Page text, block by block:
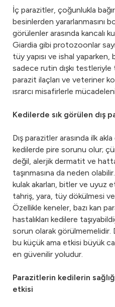
İç parazitler, çoğunlukla
besinlerden yararlanmasını
görülenler arasında kancalı
Giardia gibi protozoonlar
tüy yapısı ve ishal yaparken,
sadece rutin dışkı
parazit ilaçları ve veteriner
ısrarcı misafirlerle
Kedilerde sık görülen dış
Dış parazitler arasında ilk
kedilerde pire sorunu olur;
değil, alerjik dermatit ve
taşınmasına da neden
kulak akarları, bitler ve uyuz
tahriş, yara, tüy dökülmesi
Özellikle keneler, bazı kan
hastalıkları kedilere
sorun olarak görülmemelidir.
bu küçük ama etkisi büyük
en güvenilir yoludur.
Parazitlerin kedilerin
etkisi